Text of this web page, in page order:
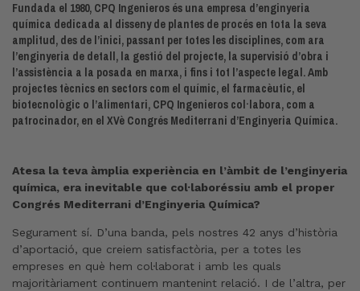
Fundada el 1980, CPQ Ingenieros és una empresa d’enginyeria
química dedicada al disseny de plantes de procés en tota la seva
amplitud, des de l’inici, passant per totes les disciplines, com ara
l’enginyeria de detall, la gestió del projecte, la supervisió d’obra i
l’assistència a la posada en marxa, i fins i tot l’aspecte legal. Amb
projectes tècnics en sectors com el químic, el farmacèutic, el
biotecnològic o l’alimentari, CPQ Ingenieros col·labora, com a
patrocinador, en el XVè Congrés Mediterrani d’Enginyeria Química.
Atesa la teva àmplia experiència en l’àmbit de l’enginyeria
química, era inevitable que col·laboréssiu amb el proper
Congrés Mediterrani d’Enginyeria Química?
Segurament sí. D’una banda, pels nostres 42 anys d’història
d’aportació, que creiem satisfactòria, per a totes les
empreses en què hem col·laborat i amb les quals
majoritàriament continuem mantenint relació. I de l’altra, per